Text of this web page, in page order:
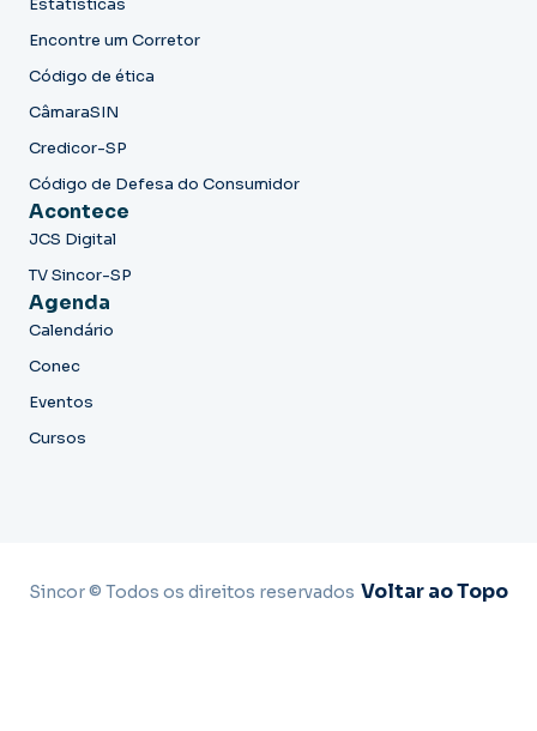
Encontre um Corretor
Código de ética
CâmaraSIN
Credicor-SP
Código de Defesa do Consumidor
Acontece
JCS Digital
TV Sincor-SP
Agenda
Calendário
Conec
Eventos
Cursos
Sincor © Todos os direitos reservados Voltar ao Topo